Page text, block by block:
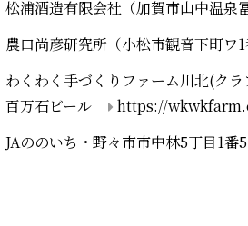
松浦酒造有限会社（加賀市山中温泉
農口尚彦研究所（小松市観音下町ワ1
わくわく手づくりファーム川北(ク
百万石ビール
https://
JAののいち・ 野々市市中林5丁目1番5